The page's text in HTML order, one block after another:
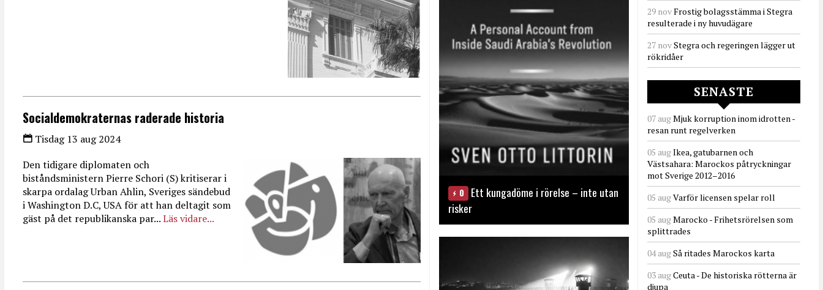
Socialdemokraternas raderade historia
Tisdag 13 aug 2024
Den tidigare diplomaten och
biståndsministern Pierre Schori (S) kritiserar i
skarpa ordalag Urban Ahlin, Sveriges sändebud
i Washington D.C, USA för att han deltagit som
gäst på det republikanska par...Läs vidare...
0
Ett kungadöme i rörelse – inte utan
risker
29 novFrostig bolagsstämma i Stegra
resulterade i ny huvudägare
27 novStegra och regeringen lägger ut
rökridåer
SENASTE
07 augMjuk korruption inom idrotten -
resan runt regelverken
05 augIkea, gatubarnen och
Västsahara: Marockos påtryckningar
mot Sverige 2012–2016
05 augVarför licensen spelar roll
05 augMarocko - Frihetsrörelsen som
splittrades
04 augSå ritades Marockos karta
03 augCeuta - De historiska rötterna är
djupa